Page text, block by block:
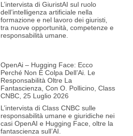
L’intervista di GiuristAI sul ruolo
dell’intelligenza artificiale nella
formazione e nel lavoro dei giuristi,
tra nuove opportunità, competenze e
responsabilità umane.
OpenAi – Hugging Face: Ecco
Perché Non È Colpa Dell’Ai. Le
Responsabilità Oltre La
Fantascienza, Con O. Pollicino, Class
CNBC, 25 Luglio 2026
L’intervista di Class CNBC sulle
responsabilità umane e giuridiche nei
casi OpenAI e Hugging Face, oltre la
fantascienza sull’AI.